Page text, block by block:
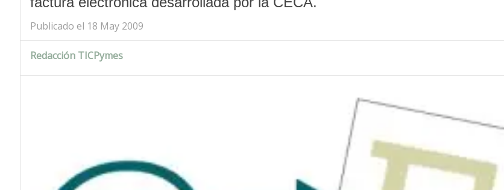
Publicado el 18 May 2009
Redacción TICPymes